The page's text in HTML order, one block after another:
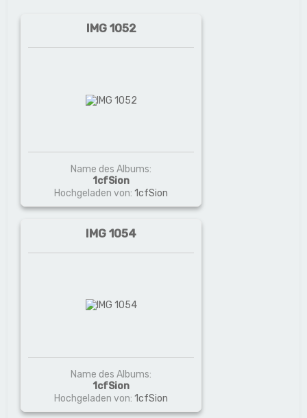
IMG 1052
Name des Albums:
1cfSion
Hochgeladen von:1cfSion
IMG 1054
Name des Albums:
1cfSion
Hochgeladen von:1cfSion